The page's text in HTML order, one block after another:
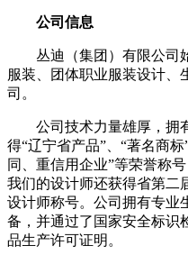
公司信息
丛迪（集团）有限公司始
服装、团体职业服装设计、
司。
公司技术力量雄厚，拥
得“辽宁省产品”、“著名商
同、重信用企业”等荣誉称
我们的设计师还获得省第二
设计师称号。公司拥有专业
备，并通过了国家安全标识
品生产许可证明。